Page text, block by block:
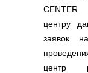
CENTER
центру
заявок
центр